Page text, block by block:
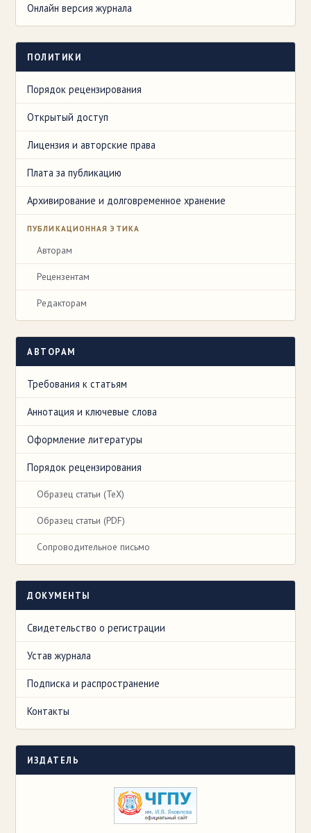
Онлайн версия журнала
ПОЛИТИКИ
Порядок рецензирования
Открытый доступ
Лицензия и авторские права
Плата за публикацию
Архивирование и долговременное хранение
ПУБЛИКАЦИОННАЯ ЭТИКА
Авторам
Рецензентам
Редакторам
АВТОРАМ
Требования к статьям
Аннотация и ключевые слова
Оформление литературы
Порядок рецензирования
Образец статьи (TeX)
Образец статьи (PDF)
Сопроводительное письмо
ДОКУМЕНТЫ
Свидетельство о регистрации
Устав журнала
Подписка и распространение
Контакты
ИЗДАТЕЛЬ